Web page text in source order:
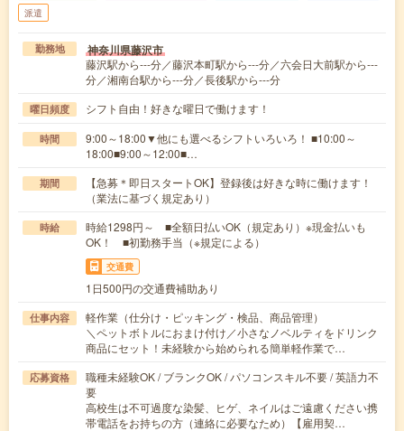
派遣
勤務地 神奈川県藤沢市
藤沢駅から---分／藤沢本町駅から---分／六会日大前駅から---
分／湘南台駅から---分／長後駅から---分
曜日頻度 シフト自由！好きな曜日で働けます！
時間
9:00～18:00▼他にも選べるシフトいろいろ！ ■10:00～
18:00■9:00～12:00■…
期間
【急募＊即日スタートOK】登録後は好きな時に働けます！
（業法に基づく規定あり）
時給
時給1298円～ ■全額日払いOK（規定あり）※現金払いも
OK！ ■初勤務手当（※規定による）
交通費
1日500円の交通費補助あり
仕事内容
軽作業（仕分け・ピッキング・検品、商品管理）
＼ペットボトルにおまけ付け／小さなノベルティをドリンク
商品にセット！未経験から始められる簡単軽作業で…
応募資格
職種未経験OK / ブランクOK / パソコンスキル不要 / 英語力不
要
高校生は不可過度な染髪、ヒゲ、ネイルはご遠慮ください携
帯電話をお持ちの方（連絡に必要なため）【雇用契…